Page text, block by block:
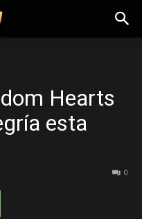
Hearts
esta
0